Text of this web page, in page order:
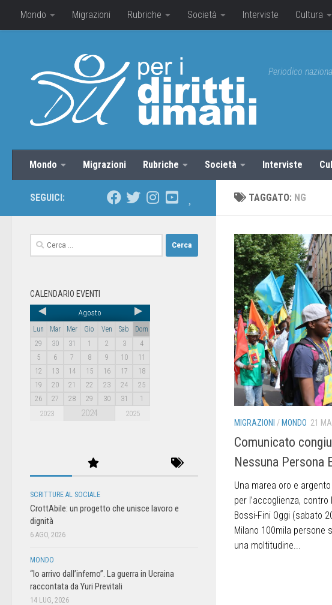
Mondo Migrazioni Rubriche Società Interviste Cultura
Periodico
Mondo Migrazioni Rubriche Società Interviste
TAGGATO: NG
MIGRAZIONI / MONDO 21
Comunicato
Nessuna Persona
Una marea oro e
per l’accoglienza, contro
Bossi-Fini Oggi (sabato
Milano 100mila persone
una moltitudine...
SEGUICI:
CALENDARIO EVENTI
Agosto
Lun Mar Mer Gio Ven Sab
Dom
29
30 31 1 2 3
4
5
6 7 8 9 10
11
12
13 14 15 16 17
18
19
20 21 22 23 24
25
26
27 28 29 30 31 1
2023 2024 2025
SCRITTURE AL SOCIALE
CrottAbile: un progetto che unisce lavoro e
dignità
6 AGO, 2026
MONDO
“Io arrivo dall’inferno”. La guerra in Ucraina
raccontata da Yuri Previtali
14 LUG, 2026